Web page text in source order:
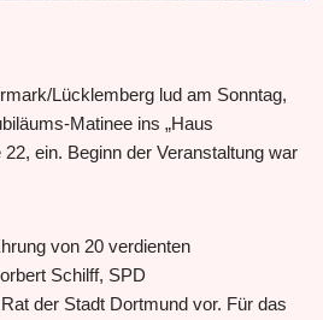
Lücklemberg lud am Sonntag,
Matinee ins „Haus
ein. Beginn der Veranstaltung war
von 20 verdienten
Schilff, SPD
der Stadt Dortmund vor. Für das